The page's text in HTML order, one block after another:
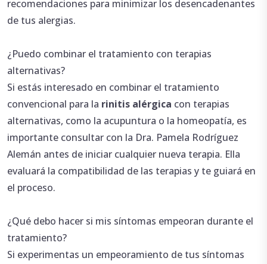
recomendaciones para minimizar los desencadenantes
de tus alergias.
¿Puedo combinar el tratamiento con terapias
alternativas?
Si estás interesado en combinar el tratamiento
convencional para la rinitis alérgica con terapias
alternativas, como la acupuntura o la homeopatía, es
importante consultar con la Dra. Pamela Rodríguez
Alemán antes de iniciar cualquier nueva terapia. Ella
evaluará la compatibilidad de las terapias y te guiará en
el proceso.
¿Qué debo hacer si mis síntomas empeoran durante el
tratamiento?
Si experimentas un empeoramiento de tus síntomas